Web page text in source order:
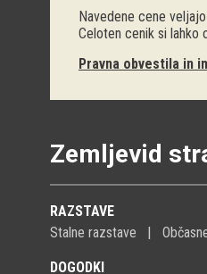
Navedene cene
Celoten cenik si lahko
Pravna obvestila in
Zemljevid
RAZSTAVE
Stalne razstave
DOGODKI